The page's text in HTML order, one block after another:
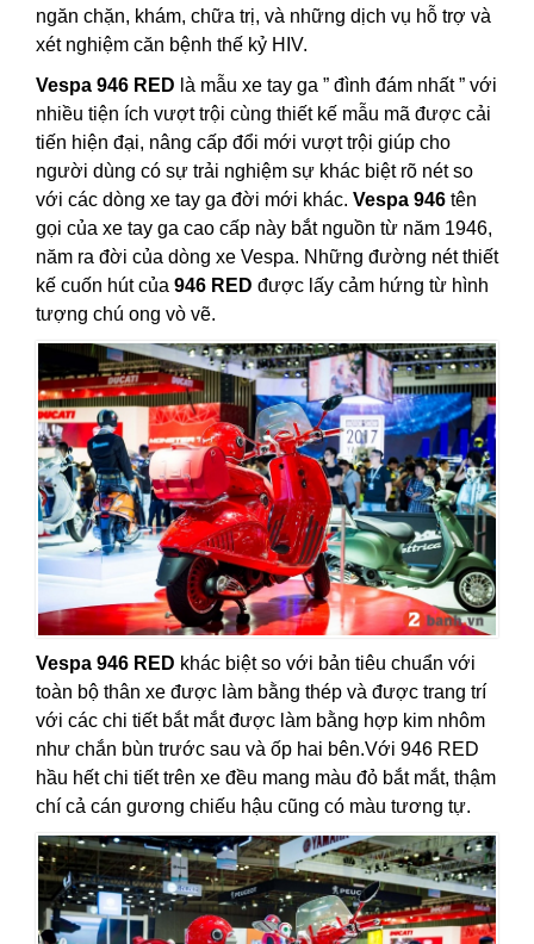
ngăn chặn, khám, chữa trị, và những dịch vụ hỗ trợ và
xét nghiệm căn bệnh thế kỷ HIV.
Vespa 946 RED là mẫu xe tay ga ” đình đám nhất ” với
nhiều tiện ích vượt trội cùng thiết kế mẫu mã được cải
tiến hiện đại, nâng cấp đổi mới vượt trội giúp cho
người dùng có sự trải nghiệm sự khác biệt rõ nét so
với các dòng xe tay ga đời mới khác. Vespa 946 tên
gọi của xe tay ga cao cấp này bắt nguồn từ năm 1946,
năm ra đời của dòng xe Vespa. Những đường nét thiết
kế cuốn hút của 946 RED được lấy cảm hứng từ hình
tượng chú ong vò vẽ.
Vespa 946 RED khác biệt so với bản tiêu chuẩn với
toàn bộ thân xe được làm bằng thép và được trang trí
với các chi tiết bắt mắt được làm bằng hợp kim nhôm
như chắn bùn trước sau và ốp hai bên.Với 946 RED
hầu hết chi tiết trên xe đều mang màu đỏ bắt mắt, thậm
chí cả cán gương chiếu hậu cũng có màu tương tự.